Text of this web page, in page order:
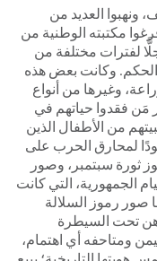
المتحف، ونهبوا العديد من
مكتبته الوطنية من
لفترات مختلفة من
الحكم. وكانت بعض هذه
وغيرها من أنواع
مَن فقدوا حياتهم في
من الأطفال الذين
لمحارق الحرب على
ثورة سبتمبر، وصور
الجمهورية، التي كانت
صور رموز السلالة
تحت السيطرة
ومتاحفه أي اهتمام،